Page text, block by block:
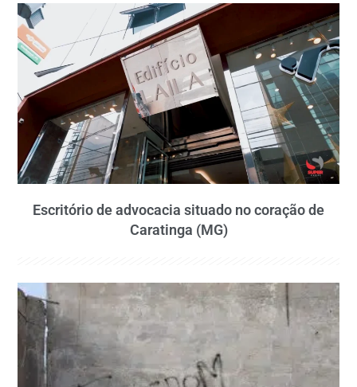
Escritório de advocacia situado no coração de
Caratinga (MG)